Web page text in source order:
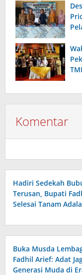
Komentar
Hadiri Sedekah
Terusan, Bupati
Selesai Tanam
Buka Musda
Fadhil Arief: Adat
Generasi Muda di